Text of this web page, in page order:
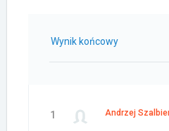
Wynik końcowy
1 Andrzej